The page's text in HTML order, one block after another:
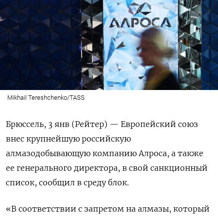
Mikhail Tereshchenko/TASS
Брюссель, 3 янв (Рейтер) — Европейский союз
внес крупнейшую российскую
алмазодобывающую компанию Алроса, а также
ее генерального директора, в свой санкционный
список, сообщил в среду блок.
«В соответствии с запретом на алмазы, который